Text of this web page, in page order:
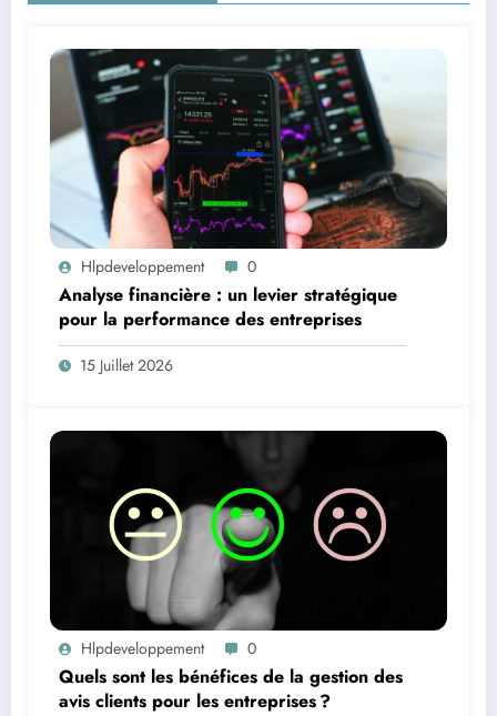
Hlpdeveloppement 0
Analyse financière : un levier stratégique
pour la performance des entreprises
15 Juillet 2026
Hlpdeveloppement 0
Quels sont les bénéfices de la gestion des
avis clients pour les entreprises ?